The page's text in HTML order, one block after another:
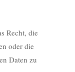
Recht, die
oder die
Daten zu